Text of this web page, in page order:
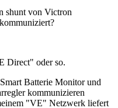
shunt von Victron
Direct" oder so.
Batterie Monitor und
kommunizieren
"VE" Netzwerk liefert